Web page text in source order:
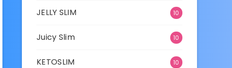
JELLY SLIM 10
Juicy Slim 10
KETOSLIM 10